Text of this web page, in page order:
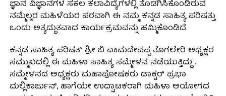
ಜ್ಞಾನ ವಿಜ್ಞಾನಗಳ ಸಕಲ ಕಲಾವಿದ್ಯೆಗಳಲ್ಲಿ ತೊಡಗಿಸಿಕೊಂಡಿರುವ
ನಮ್ಮೆಲ್ಲರ ಮಹಿಳೆಯರ ಪರವಾಗಿ ಈ ನಮ್ಮ ಕನ್ನಡ ಸಾಹಿತ್ಯ ಪರಿಷತ್ತು
ಒಂದು ಅತ್ಯದ್ಭುತವಾದ ಕಾರ್ಯಕ್ರಮವನ್ನು ಹಮ್ಮಿಕೊಂಡಿದೆ.
ಕನ್ನಡ ಸಾಹಿತ್ಯ ಪರಿಷತ್ ಶ್ರೀ ಬಿ ವಾಮದೇವಪ್ಪ ತೊಗಲೇರಿ ಅಧ್ಯಕ್ಷರ
ಸಮ್ಮುಖದಲ್ಲಿ ಈ ಮಹಿಳಾ ಸಾಹಿತ್ಯ ಸಮ್ಮೇಳನ ನಡೆಯುತ್ತಿದ್ದು .
ಸಮ್ಮೇಳನದ ಅಧ್ಯಕ್ಷರು ಮಹಾಪೋಷಕರು ಡಾಕ್ಟರ್ ಪ್ರಭಾ
ಮಲ್ಲಿಕಾರ್ಜುನ್, ಹಾಗೆಯೇ ಉದ್ಘಾಟಕರಾಗಿ ಮಹಿಳಾ ಆಯೋಗದ